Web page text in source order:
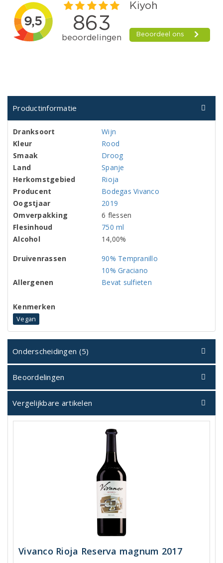
Productinformatie
Dranksoort
Wijn
Kleur
Rood
Smaak
Droog
Land
Spanje
Herkomstgebied
Rioja
Producent
Bodegas Vivanco
Oogstjaar
2019
Omverpakking
6 flessen
Flesinhoud
750 ml
Alcohol
14,00%
Druivenrassen
90% Tempranillo
10% Graciano
Allergenen
Bevat sulfieten
Kenmerken
Vegan
Onderscheidingen (5)
Beoordelingen
Vergelijkbare artikelen
Vivanco Rioja Reserva magnum 2017